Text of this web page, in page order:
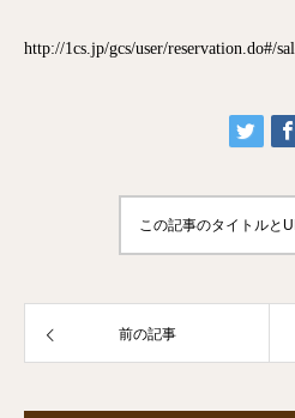
http://1cs.jp/gcs/user/reservation.do#/
この記事のタイトルと
前の記事